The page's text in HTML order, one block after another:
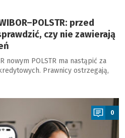
przed
czy nie zawierają
nowym POLSTR ma nastąpić za
Prawnicy ostrzegają,
0